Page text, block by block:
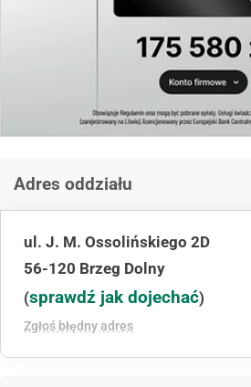
Adres oddziału
ul. J. M. Ossolińskiego 2D
56-120 Brzeg Dolny
(sprawdź jak dojechać)
Zgłoś błędny adres